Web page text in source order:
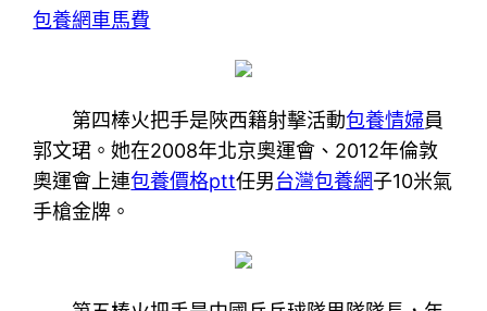
包養網車馬費
第四棒火把手是陜西籍射擊活動包養情婦員
郭文珺。她在2008年北京奧運會、2012年倫敦
奧運會上連包養價格ptt任男台灣包養網子10米氣
手槍金牌。